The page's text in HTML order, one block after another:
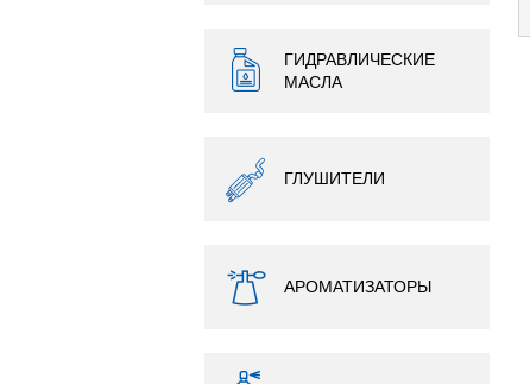
ГИДРАВЛИЧЕСКИЕ
МАСЛА
ГЛУШИТЕЛИ
АРОМАТИЗАТОРЫ